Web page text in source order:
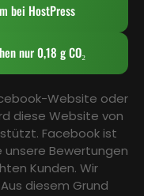
bei HostPress
nur 0,18 g CO₂
Website oder
diese Website von
Facebook ist
unsere Bewertungen
Kunden. Wir
diesem Grund